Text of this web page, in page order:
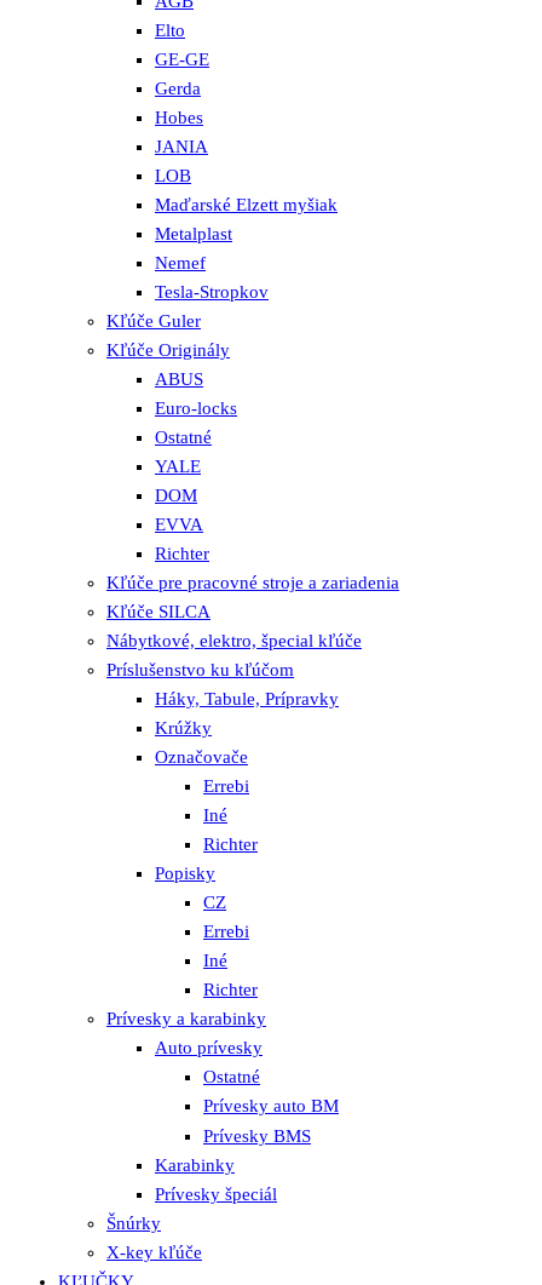
Elto
GE-GE
Gerda
Hobes
JANIA
LOB
Maďarské Elzett myšiak
Metalplast
Nemef
Tesla-Stropkov
Kľúče Guler
Kľúče Originály
ABUS
Euro-locks
Ostatné
YALE
DOM
EVVA
Richter
Kľúče pre pracovné stroje a zariadenia
Kľúče SILCA
Nábytkové, elektro, špecial kľúče
Príslušenstvo ku kľúčom
Háky, Tabule, Prípravky
Krúžky
Označovače
Errebi
Iné
Richter
Popisky
CZ
Errebi
Iné
Richter
Prívesky a karabinky
Auto prívesky
Ostatné
Prívesky auto BM
Prívesky BMS
Karabinky
Prívesky špeciál
Šnúrky
X-key kľúče
KĽUČKY